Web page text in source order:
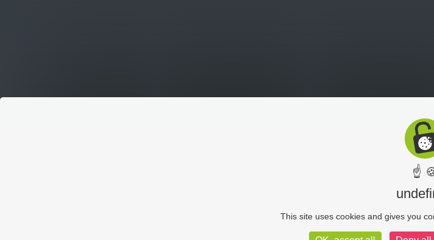
☝
This site uses cookies and gives you